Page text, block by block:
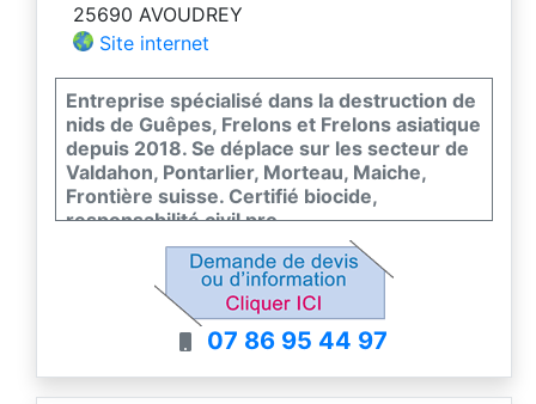
25690 AVOUDREY
Site internet
Entreprise spécialisé dans la destruction de
nids de Guêpes, Frelons et Frelons asiatique
depuis 2018. Se déplace sur les secteur de
Valdahon, Pontarlier, Morteau, Maiche,
Frontière suisse. Certifié biocide,
responsabilité civil pro.
Intevention garantie toute l'année, pas de
surplus si plusieurs nids, pas de frais
kilométriques, pas de surplus de temps
passé. Devis gratuit.
07 86 95 44 97